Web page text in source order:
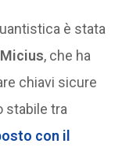
è stata
Micius, che ha
chiavi sicure
stabile tra
con il